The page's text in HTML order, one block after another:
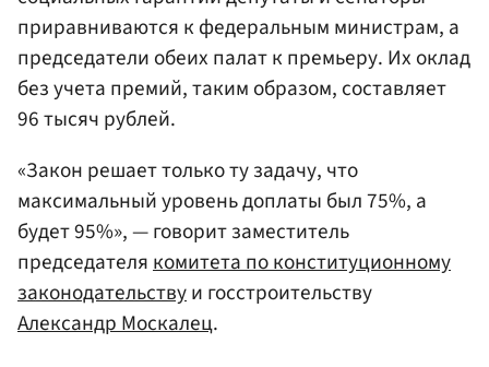
приравниваются к федеральным министрам, а
председатели обеих палат к премьеру. Их оклад
без учета премий, таким образом, составляет
96 тысяч рублей.
«Закон решает только ту задачу, что
максимальный уровень доплаты был 75%, а
будет 95%», — говорит заместитель
председателякомитета по конституционному
законодательствуи госстроительству
Александр Москалец.